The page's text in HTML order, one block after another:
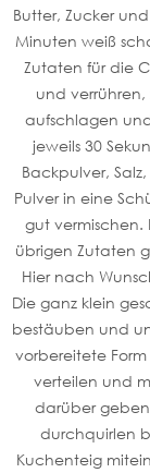
Butter, Zucker
Minuten weiß
Zutaten für die
und verrühren,
aufschlagen
jeweils 30
Backpulver,
Pulver in eine
gut vermischen.
übrigen Zutaten
Hier nach
Die ganz klein
bestäuben und
vorbereitete
verteilen und
darüber
durchquirlen
Kuchenteig